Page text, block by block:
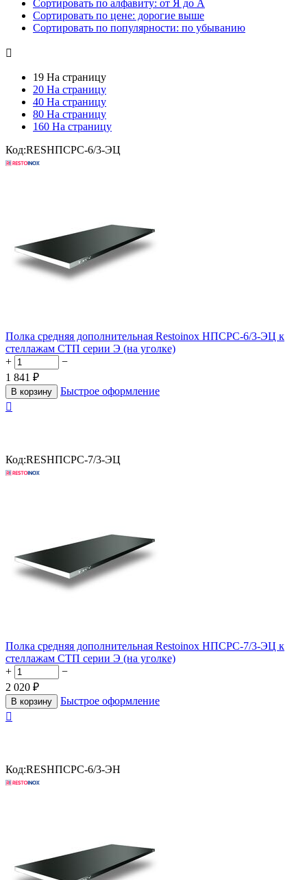
Сортировать по алфавиту: от Я до А
Сортировать по цене: дорогие выше
Сортировать по популярности: по убыванию

19 На страницу
20 На страницу
40 На страницу
80 На страницу
160 На страницу
Код:RESНПСРС-6/3-ЭЦ
Полка средняя дополнительная Restoinox НПСРС-6/3-ЭЦ к
стеллажам СТП серии Э (на уголке)
+
−
1 841 ₽
В корзину
Быстрое оформление

Код:RESНПСРС-7/3-ЭЦ
Полка средняя дополнительная Restoinox НПСРС-7/3-ЭЦ к
стеллажам СТП серии Э (на уголке)
+
−
2 020 ₽
В корзину
Быстрое оформление

Код:RESНПСРС-6/3-ЭН